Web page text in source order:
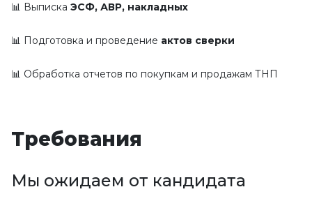
📊 Выписка ЭСФ, АВР, накладных
📊 Подготовка и проведение актов сверки
📊 Обработка отчетов по покупкам и продажам ТНП
Требования
Мы ожидаем от кандидата